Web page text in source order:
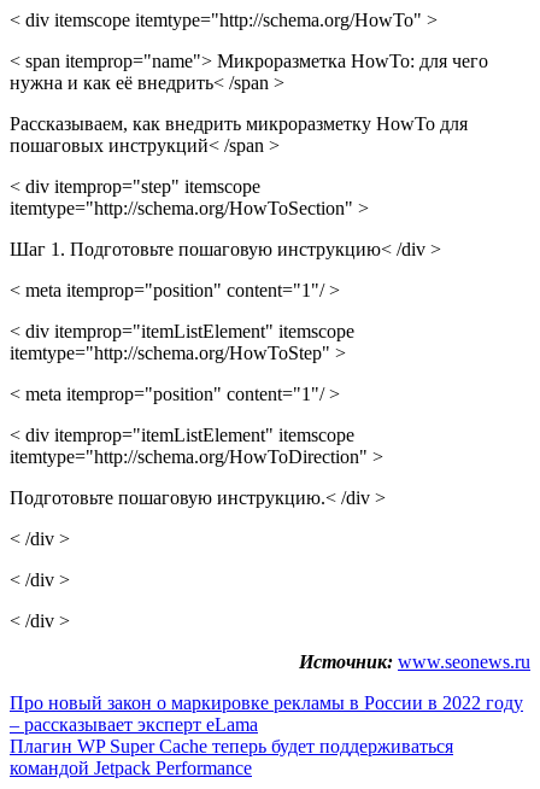
< div itemscope itemtype="http://schema.org/HowTo" >
< span itemprop="name"> Микроразметка HowTo: для чего
нужна и как её внедрить< /span >
Рассказываем, как внедрить микроразметку HowTo для
пошаговых инструкций< /span >
< div itemprop="step" itemscope
itemtype="http://schema.org/HowToSection" >
Шаг 1. Подготовьте пошаговую инструкцию< /div >
< meta itemprop="position" content="1"/ >
< div itemprop="itemListElement" itemscope
itemtype="http://schema.org/HowToStep" >
< meta itemprop="position" content="1"/ >
< div itemprop="itemListElement" itemscope
itemtype="http://schema.org/HowToDirection" >
Подготовьте пошаговую инструкцию.< /div >
< /div >
< /div >
< /div >
Источник: www.seonews.ru
Навигация
по
записям
Про новый закон о маркировке рекламы в России в 2022 году
– рассказывает эксперт eLama
Плагин WP Super Cache теперь будет поддерживаться
командой Jetpack Performance